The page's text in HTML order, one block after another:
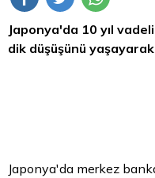
Japonya'da 10 yıl vadeli
dik düşüşünü
Japonya'da merkez